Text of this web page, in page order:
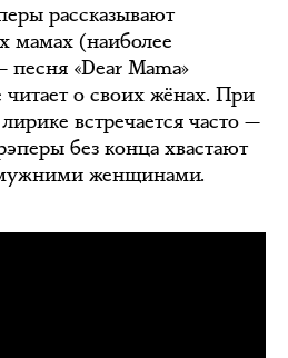
рассказывают
мамах (наиболее
«Dear Mama»
читает о своих жёнах. При
встречается часто —
без конца хвастают
женщинами.